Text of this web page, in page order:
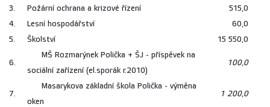
3.
Požární ochrana a krizové řízení
515,0
4.
Lesní hospodářství
60,0
5.
Školství 15 550,0
6.
MŠ Rozmarýnek Polička + ŠJ - příspěvek na
sociální zařízení (el.sporák r.2010)
100,0
7.
Masarykova základní škola Polička - výměna
oken
1 200,0